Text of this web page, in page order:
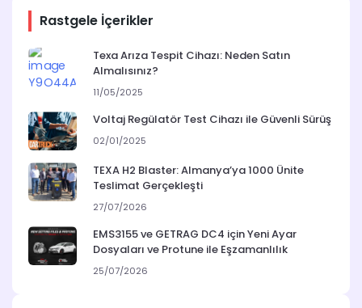
Rastgele İçerikler
Texa Arıza Tespit Cihazı: Neden Satın
Almalısınız?
11/05/2025
Voltaj Regülatör Test Cihazı ile Güvenli Sürüş
02/01/2025
TEXA H2 Blaster: Almanya’ya 1000 Ünite
Teslimat Gerçekleşti
27/07/2026
EMS3155 ve GETRAG DC4 için Yeni Ayar
Dosyaları ve Protune ile Eşzamanlılık
25/07/2026